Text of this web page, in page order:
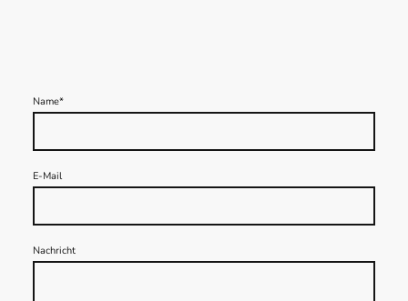
Name*
E-Mail
Nachricht